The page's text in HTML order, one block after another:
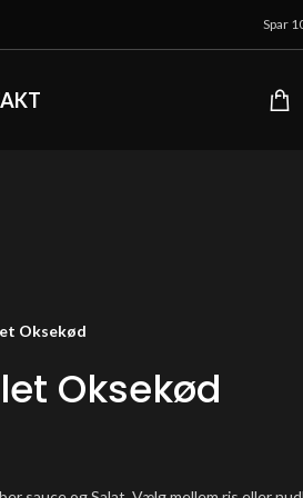
Spar
Oksekød
Oksekød